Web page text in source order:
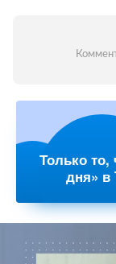
Только
дня» в